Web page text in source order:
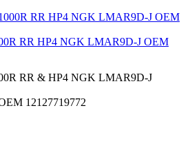
RR HP4 NGK LMAR9D-J OEM
RR & HP4 NGK LMAR9D-J
12127719772